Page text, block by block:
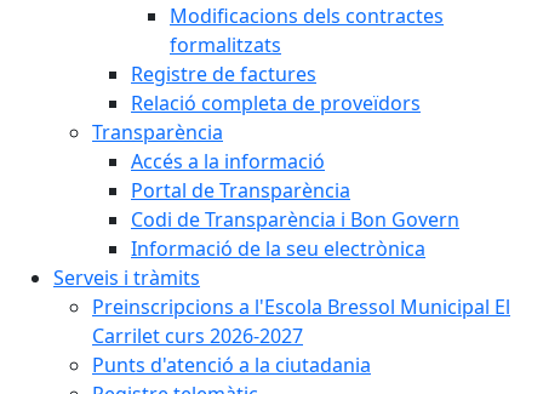
Modificacions dels contractes
formalitzats
Registre de factures
Relació completa de proveïdors
Transparència
Accés a la informació
Portal de Transparència
Codi de Transparència i Bon Govern
Informació de la seu electrònica
Serveis i tràmits
Preinscripcions a l'Escola Bressol Municipal El
Carrilet curs 2026-2027
Punts d'atenció a la ciutadania